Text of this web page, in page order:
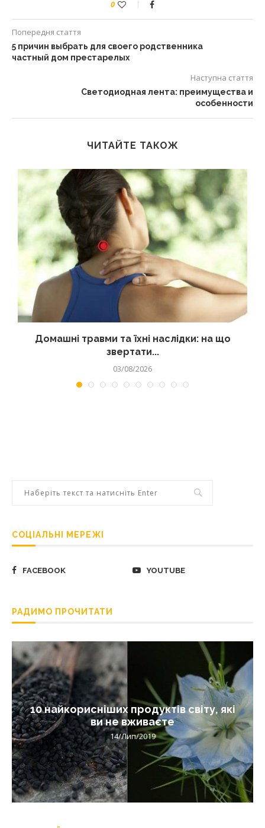
0
Попередня стаття
5 причин выбрать для своего родственника
частный дом престарелых
Наступна стаття
Светодиодная лента: преимущества и
особенности
ЧИТАЙТЕ ТАКОЖ
Домашні травми та їхні наслідки: на що
звертати...
03/08/2026
СОЦІАЛЬНІ МЕРЕЖІ
FACEBOOK YOUTUBE
РАДИМО ПРОЧИТАТИ
10 найкорисніших продуктів світу, які
ви не вживаєте
14/Лип/2019